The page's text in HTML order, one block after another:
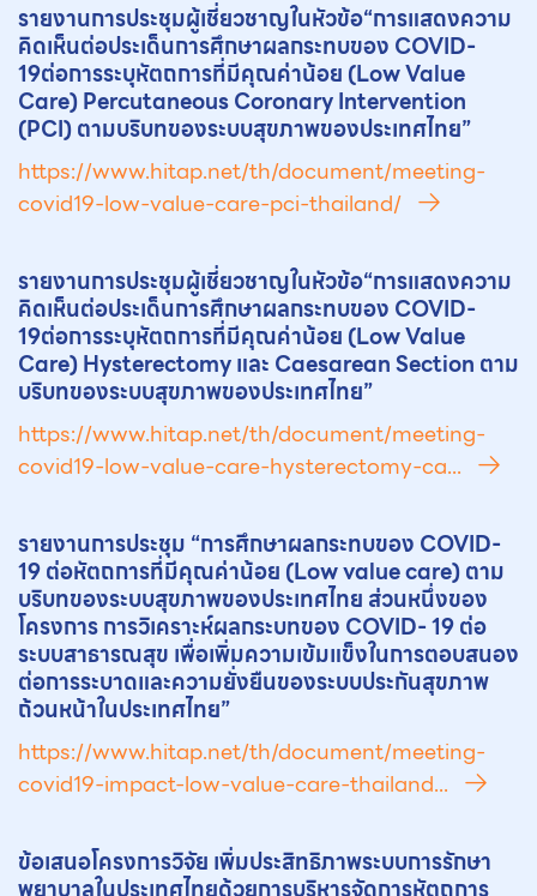
รายงานการประชุมผู้เชี่ยวชาญในหัวข้อ“การแสดงความ
คิดเห็นต่อประเด็นการศึกษาผลกระทบของ COVID-
19ต่อการระบุหัตถการที่มีคุณค่าน้อย (Low Value
Care) Percutaneous Coronary Intervention
(PCI) ตามบริบทของระบบสุขภาพของประเทศไทย”
https://www.hitap.net/th/document/meeting-
covid19-low-value-care-pci-thailand/
รายงานการประชุมผู้เชี่ยวชาญในหัวข้อ“การแสดงความ
คิดเห็นต่อประเด็นการศึกษาผลกระทบของ COVID-
19ต่อการระบุหัตถการที่มีคุณค่าน้อย (Low Value
Care) Hysterectomy และ Caesarean Section ตาม
บริบทของระบบสุขภาพของประเทศไทย”
https://www.hitap.net/th/document/meeting-
covid19-low-value-care-hysterectomy-ca...
รายงานการประชุม “การศึกษาผลกระทบของ COVID-
19 ต่อหัตถการที่มีคุณค่าน้อย (Low value care) ตาม
บริบทของระบบสุขภาพของประเทศไทย ส่วนหนึ่งของ
โครงการ การวิเคราะห์ผลกระบทของ COVID- 19 ต่อ
ระบบสาธารณสุข เพื่อเพิ่มความเข้มแข็งในการตอบสนอง
ต่อการระบาดและความยั่งยืนของระบบประกันสุขภาพ
ถ้วนหน้าในประเทศไทย”
https://www.hitap.net/th/document/meeting-
covid19-impact-low-value-care-thailand...
ข้อเสนอโครงการวิจัย เพิ่มประสิทธิภาพระบบการรักษา